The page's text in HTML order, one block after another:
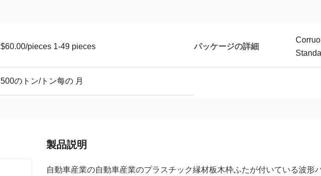
$60.00/pieces 1-49 pieces パッケージの詳細
500のトン/トン每の 月
製品説明
自動車産業の自動車産業のプラスチック縁材板木枠ふたが付いている波形